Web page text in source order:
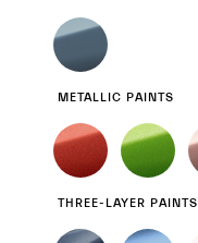
METALLIC PAINTS
THREE-LAYER PAINTS